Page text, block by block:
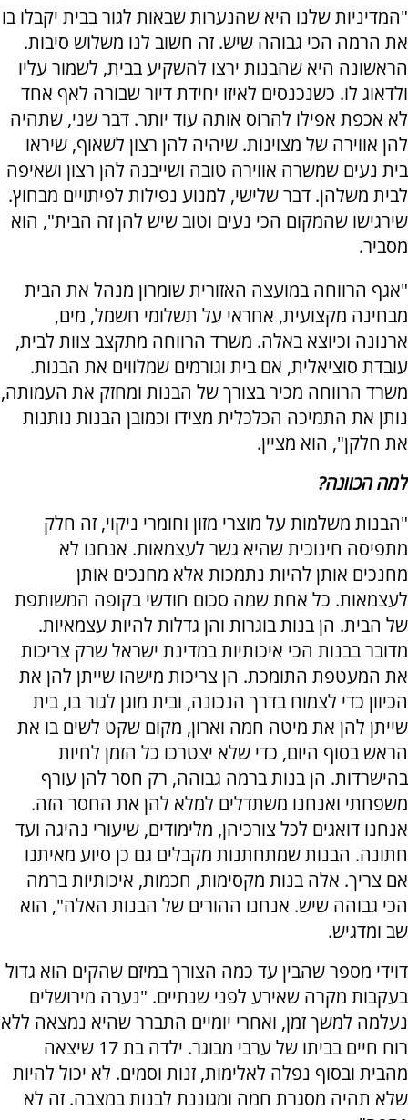
"המדיניות שלנו היא שהנערות שבאות לגור בבית יקבלו בו
את הרמה הכי גבוהה שיש. זה חשוב לנו משלוש סיבות.
הראשונה היא שהבנות ירצו להשקיע בבית, לשמור עליו
ולדאוג לו. כשנכנסים לאיזו יחידת דיור שבורה לאף אחד
לא אכפת אפילו להרוס אותה עוד יותר. דבר שני, שתהיה
להן אווירה של מצוינות. שיהיה להן רצון לשאוף, שיראו
בית נעים שמשרה אווירה טובה ושייבנה להן רצון ושאיפה
לבית משלהן. דבר שלישי, למנוע נפילות לפיתויים מבחוץ.
שירגישו שהמקום הכי נעים וטוב שיש להן זה הבית", הוא
מסביר.
"אגף הרווחה במועצה האזורית שומרון מנהל את הבית
מבחינה מקצועית, אחראי על תשלומי חשמל, מים,
ארנונה וכיוצא באלה. משרד הרווחה מתקצב צוות לבית,
עובדת סוציאלית, אם בית וגורמים שמלווים את הבנות.
משרד הרווחה מכיר בצורך של הבנות ומחזק את העמותה,
נותן את התמיכה הכלכלית מצידו וכמובן הבנות נותנות
את חלקן", הוא מציין.
למה הכוונה?
"הבנות משלמות על מוצרי מזון וחומרי ניקוי, זה חלק
מתפיסה חינוכית שהיא גשר לעצמאות. אנחנו לא
מחנכים אותן להיות נתמכות אלא מחנכים אותן
לעצמאות. כל אחת שמה סכום חודשי בקופה המשותפת
של הבית. הן בנות בוגרות והן גדלות להיות עצמאיות.
מדובר בבנות הכי איכותיות במדינת ישראל שרק צריכות
את המעטפת התומכת. הן צריכות מישהו שייתן להן את
הכיוון כדי לצמוח בדרך הנכונה, ובית מוגן לגור בו, בית
שייתן להן את מיטה חמה וארון, מקום שקט לשים בו את
הראש בסוף היום, כדי שלא יצטרכו כל הזמן לחיות
בהישרדות. הן בנות ברמה גבוהה, רק חסר להן עורף
משפחתי ואנחנו משתדלים למלא להן את החסר הזה.
אנחנו דואגים לכל צורכיהן, מלימודים, שיעורי נהיגה ועד
חתונה. הבנות שמתחתנות מקבלים גם כן סיוע מאיתנו
אם צריך. אלה בנות מקסימות, חכמות, איכותיות ברמה
הכי גבוהה שיש. אנחנו ההורים של הבנות האלה", הוא
שב ומדגיש.
דוידי מספר שהבין עד כמה הצורך במיזם שהקים הוא גדול
בעקבות מקרה שאירע לפני שנתיים. "נערה מירושלים
נעלמה למשך זמן, ואחרי יומיים התברר שהיא נמצאה ללא
רוח חיים בביתו של ערבי מבוגר. ילדה בת 17 שיצאה
מהבית ובסוף נפלה לאלימות, זנות וסמים. לא יכול להיות
שלא תהיה מסגרת חמה ומגוננת לבנות במצבה. זה לא